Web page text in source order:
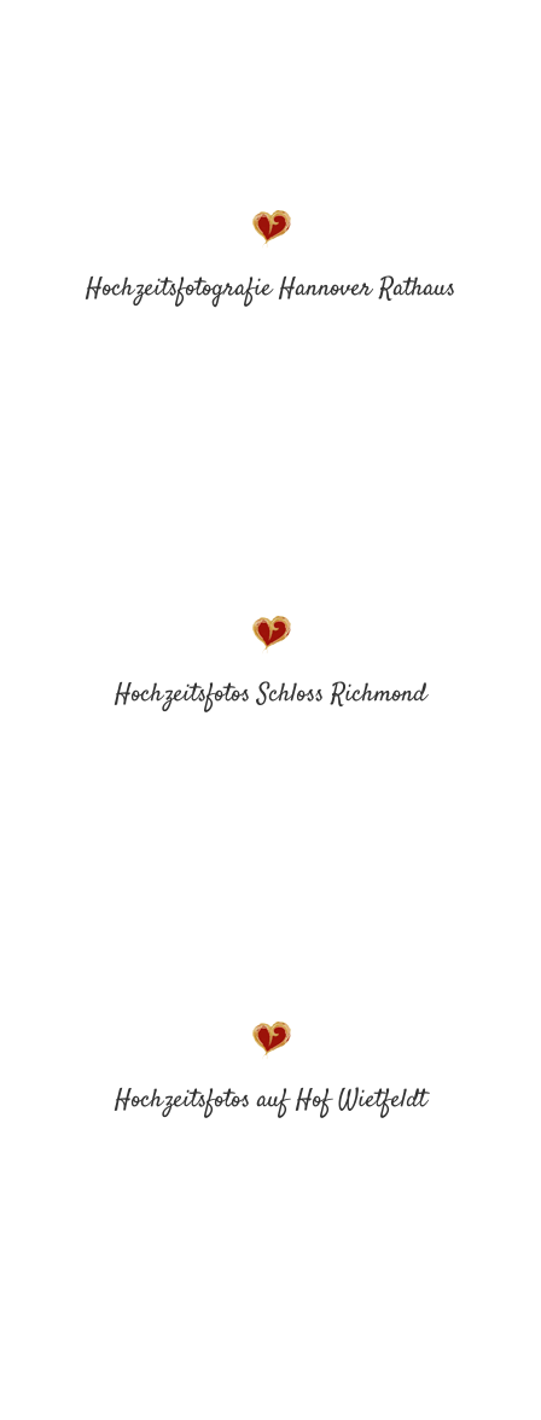
Hochzeitsfotografie Hannover Rathaus
Hochzeitsfotos Schloss Richmond
Hochzeitsfotos auf Hof Wietfeldt